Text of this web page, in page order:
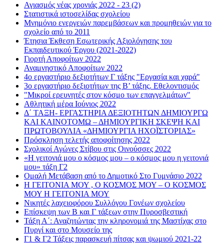
Αγιασμός νέας χρονιάς 2022 - 23 (2)
Στατιστικά ιστοσελίδας σχολείου
Μνημόνιο ενεργειών παρεμβάσεων και προμηθειών για το
σχολείο από το 2011
Έτησια Έκθεση Εσωτερικής Αξιολόγησης του
Εκπαιδευτικού Έργου (2021-2022)
Γιορτή Αποφοίτων 2022
Αναμνηστικό Αποφοίτων 2022
4ο εργαστήριο δεξιοτήτων Γ τάξης "Εργασία και χαρά"
3ο εργαστήριο δεξιοτήτων της Β’ τάξης. Εθελοντισμός
"Μικροί ερευνητές στον κόσμο των επαγγελμάτων"
Αθλητική μέρα Ιούνιος 2022
Δ΄ ΤΑΞΗ- ΕΡΓΑΣΤΗΡΙΑ ΔΕΞΙΟΤΗΤΩΝ ΔΗΜΙΟΥΡΓΩ
ΚΑΙ ΚΑΙΝΟΤΟΜΩ – ΔΗΜΙΟΥΡΓΙΚΗ ΣΚΕΨΗ ΚΑΙ
ΠΡΩΤΟΒΟΥΛΙΑ «ΔΗΜΙΟΥΡΓΙΑ ΗΧΟΪΣΤΟΡΙΑΣ»
Πρόσκληση τελετής αποφοίτησης 2022
Σχολικοί Αγώνες Στίβου στις Οινούσσες 2022
«Η γειτονιά μου ο κόσμος μου – ο κόσμος μου η γειτονιά
μου» τάξη Γ2
Ομαλή Μετάβαση από το Δημοτικό Στο Γυμνάσιο 2022
Η ΓΕΙΤΟΝΙΑ ΜΟΥ , Ο ΚΟΣΜΟΣ ΜΟΥ – Ο ΚΟΣΜΟΣ
ΜΟΥ Η ΓΕΙΤΟΝΙΑ ΜΟΥ
Νικητές λαχειοφόρου Συλλόγου Γονέων σχολείου
Επίσκεψη των Β και Γ τάξεων στην Πυροσβεστική
Τάξη Α΄: Αναζητώντας την κληρονομιά της Μαστίχας στο
Πυργί και στο Μουσείο της
Γ1 & Γ2 Τάξεις παρασκευή πίτσας και ψωμιού 2021-22